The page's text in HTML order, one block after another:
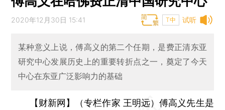
试听
2020年12月30日 15:41 T中
某种意义上说，傅高义的第二个任期，是费正清东亚
研究中心发展历史上的重要转折点之一，奠定了今天
中心在东亚广泛影响力的基础
【财新网】（专栏作家 王明远）傅高义先生是